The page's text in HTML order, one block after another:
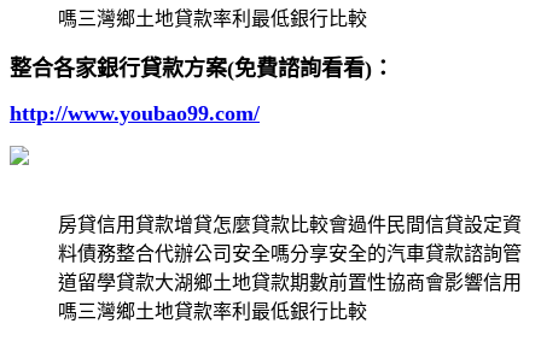
嗎三灣鄉土地貸款率利最低銀行比較
整合各家銀行貸款方案(免費諮詢看看)：
http://www.youbao99.com/
房貸信用貸款增貸怎麼貸款比較會過件民間信貸設定資
料債務整合代辦公司安全嗎分享安全的汽車貸款諮詢管
道留學貸款大湖鄉土地貸款期數前置性協商會影響信用
嗎三灣鄉土地貸款率利最低銀行比較